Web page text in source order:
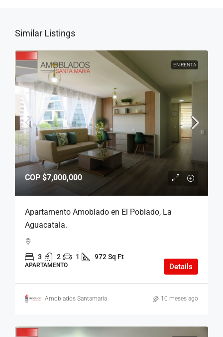
Similar Listings
EN RENTA
COP $7,000,000
Apartamento Amoblado en El Poblado, La
Aguacatala.
3 2 1 972 Sq Ft
APARTAMENTO Details
Amoblados Santamaria 10 meses ago